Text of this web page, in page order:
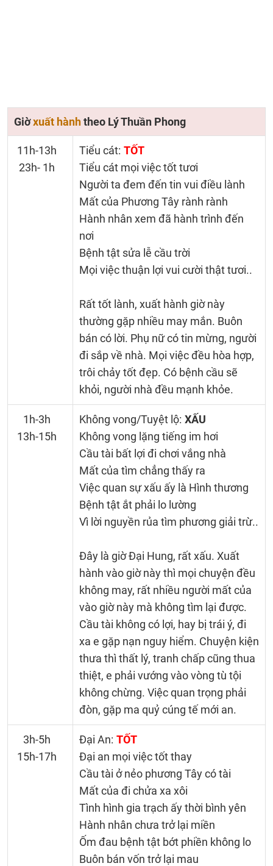
Giờxuất hànhtheo Lý Thuần Phong
11h-13h
23h- 1h
Tiểu cát: TỐT
Tiểu cát mọi việc tốt tươi
Người ta đem đến tin vui điều lành
Mất của Phương Tây rành rành
Hành nhân xem đã hành trình đến
nơi
Bệnh tật sửa lễ cầu trời
Mọi việc thuận lợi vui cười thật tươi..
Rất tốt lành, xuất hành giờ này
thường gặp nhiều may mắn. Buôn
bán có lời. Phụ nữ có tin mừng, người
đi sắp về nhà. Mọi việc đều hòa hợp,
trôi chảy tốt đẹp. Có bệnh cầu sẽ
khỏi, người nhà đều mạnh khỏe.
1h-3h
13h-15h
Không vong/Tuyệt lộ: XẤU
Không vong lặng tiếng im hơi
Cầu tài bất lợi đi chơi vắng nhà
Mất của tìm chẳng thấy ra
Việc quan sự xấu ấy là Hình thương
Bệnh tật ắt phải lo lường
Vì lời nguyền rủa tìm phương giải trừ..
Đây là giờ Đại Hung, rất xấu. Xuất
hành vào giờ này thì mọi chuyện đều
không may, rất nhiều người mất của
vào giờ này mà không tìm lại được.
Cầu tài không có lợi, hay bị trái ý, đi
xa e gặp nạn nguy hiểm. Chuyện kiện
thưa thì thất lý, tranh chấp cũng thua
thiệt, e phải vướng vào vòng tù tội
không chừng. Việc quan trọng phải
đòn, gặp ma quỷ cúng tế mới an.
3h-5h
15h-17h
Đại An: TỐT
Đại an mọi việc tốt thay
Cầu tài ở nẻo phương Tây có tài
Mất của đi chửa xa xôi
Tình hình gia trạch ấy thời bình yên
Hành nhân chưa trở lại miền
Ốm đau bệnh tật bớt phiền không lo
Buôn bán vốn trở lại mau